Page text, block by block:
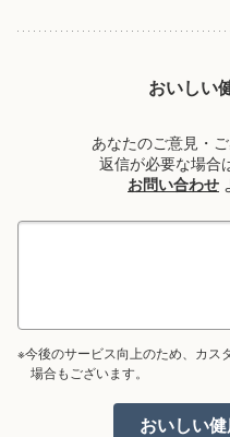
おいしい
あなたのご意見・
返信が必要な場合
お問い合わせ
※今後のサービス向上のため、カス
場合もございます。